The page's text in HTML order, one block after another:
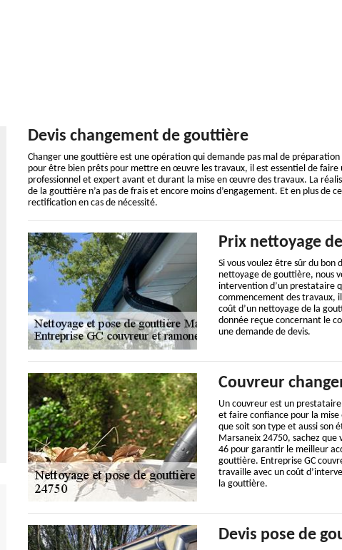
Devis changement de gouttière
Changer une gouttière est une opération qui demande pas mal de
pour être bien prêts pour mettre en œuvre les travaux, il est essentiel de faire
professionnel et expert avant et durant la mise en œuvre des travaux. La
de la gouttière n’a pas de frais et encore moins d’engagement. Et en plus de
rectification en cas de nécessité.
Prix nettoyage
Si vous voulez être sûr du
nettoyage de gouttière, nous
intervention d’un prestataire
commencement des travaux,
coût d’un nettoyage de la
donnée reçue concernant le
une demande de devis.
Couvreur
Un couvreur est un
et faire confiance pour la
que soit son type et aussi son
Marsaneix 24750, sachez
46 pour garantir le meilleur
gouttière. Entreprise GC
travaille avec un coût
la gouttière.
Devis pose de